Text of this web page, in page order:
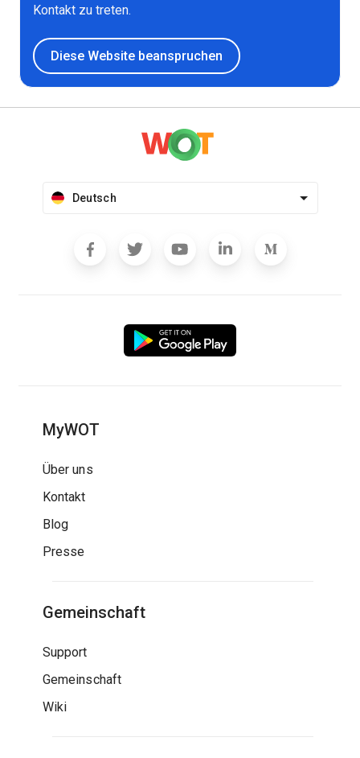
Kontakt zu treten.
Diese Website beanspruchen
Deutsch
MyWOT
Über uns
Kontakt
Blog
Presse
Gemeinschaft
Support
Gemeinschaft
Wiki